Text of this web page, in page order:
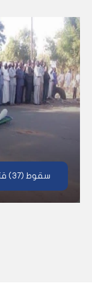
سقوط (37) قتيلاً في إشتباكات أهلية جديدة بدارفور